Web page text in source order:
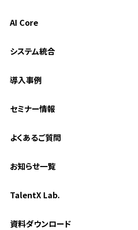
AI Core
システム統合
導入事例
セミナー情報
よくあるご質問
お知らせ一覧
TalentX Lab.
資料ダウンロード